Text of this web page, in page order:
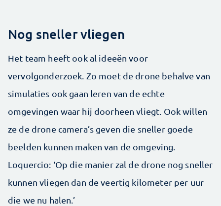
Nog sneller vliegen
Het team heeft ook al ideeën voor
vervolgonderzoek. Zo moet de drone behalve van
simulaties ook gaan leren van de echte
omgevingen waar hij doorheen vliegt. Ook willen
ze de drone camera’s geven die sneller goede
beelden kunnen maken van de omgeving.
Loquercio: ‘Op die manier zal de drone nog sneller
kunnen vliegen dan de veertig kilometer per uur
die we nu halen.’